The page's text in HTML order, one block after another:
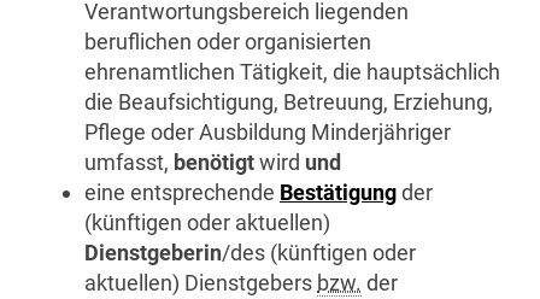
Verantwortungsbereich liegenden
beruflichen oder organisierten
ehrenamtlichen Tätigkeit, die hauptsächlich
die Beaufsichtigung, Betreuung, Erziehung,
Pflege oder Ausbildung Minderjähriger
umfasst, benötigtwird und
eine entsprechende Bestätigungder
(künftigen oder aktuellen)
Dienstgeberin/des (künftigen oder
aktuellen) Dienstgebers bzw. der